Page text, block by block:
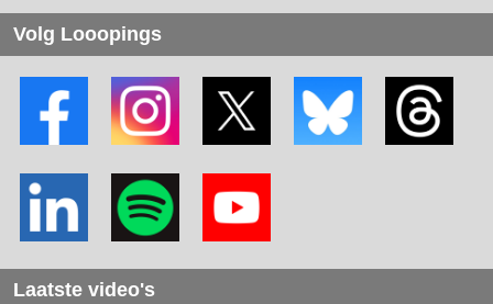
Volg Looopings
Laatste video's